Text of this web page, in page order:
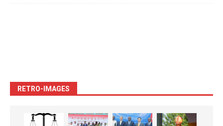
RETRO-IMAGES